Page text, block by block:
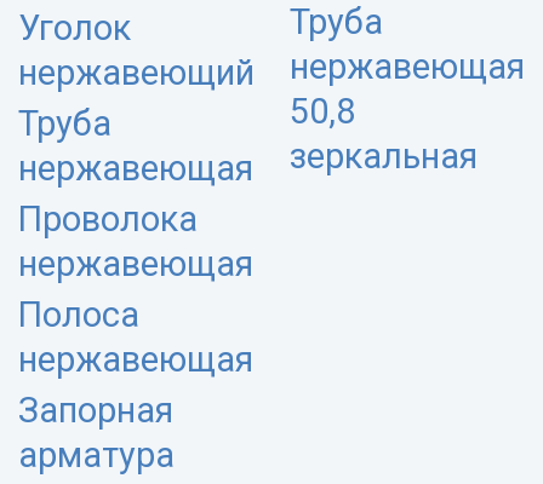
Уголок
нержавеющий
Труба
нержавеющая
Проволока
нержавеющая
Полоса
нержавеющая
Запорная
арматура
Труба
нержавеющая
50,8
зеркальная